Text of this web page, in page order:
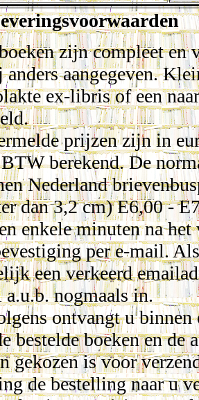
zijn compleet en
anders aangegeven.
ex-libris of een
prijzen zijn in
berekend. De
Nederland
dan 3,2 cm) E6,00 -
enkele minuten na
per e-mail.
een verkeerd
a.u.b. nogmaals in.
ontvangt u binnen
bestelde boeken en de
gekozen is voor
de bestelling naar u